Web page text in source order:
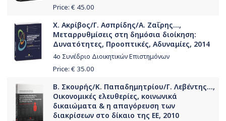
Price: € 45.00
Χ. Ακρίβος/Γ. Ασπρίδης/Α. Ζαΐρης...,
Μεταρρυθμίσεις στη δημόσια διοίκηση:
Δυνατότητες, Προοπτικές, Αδυναμίες, 2014
4ο Συνέδριο Διοικητικών Επιστημόνων
Price: € 35.00
Β. Σκουρής/Κ. Παπαδημητρίου/Γ. Λεβέντης...,
Οικονομικές ελευθερίες, κοινωνικά
δικαιώματα & η απαγόρευση των
διακρίσεων στο δίκαιο της ΕΕ, 2010